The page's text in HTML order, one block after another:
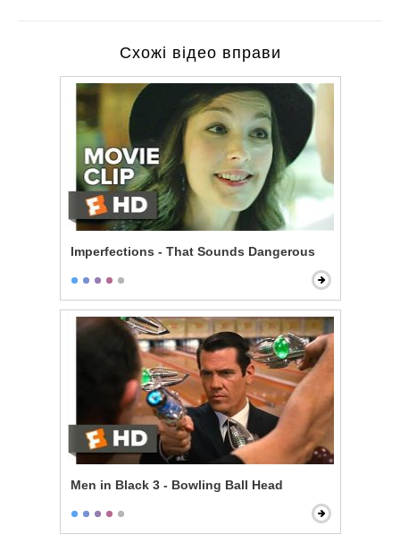
Схожі відео вправи
Imperfections - That Sounds Dangerous
Men in Black 3 - Bowling Ball Head